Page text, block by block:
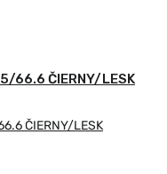
66.6 ČIERNY/LESK